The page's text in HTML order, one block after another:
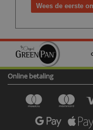
Wees de eerste
Online betaling